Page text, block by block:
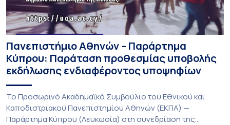
Πανεπιστήμιο Αθηνών – Παράρτημα
Κύπρου: Παράταση προθεσμίας υποβολής
εκδήλωσης ενδιαφέροντος υποψηφίων
Το Προσωρινό Ακαδημαϊκό Συμβούλιο του Εθνικού και
Καποδιστριακού Πανεπιστημίου Αθηνών (ΕΚΠΑ) —
Παράρτημα Κύπρου (Λευκωσία) στη συνεδρίαση της